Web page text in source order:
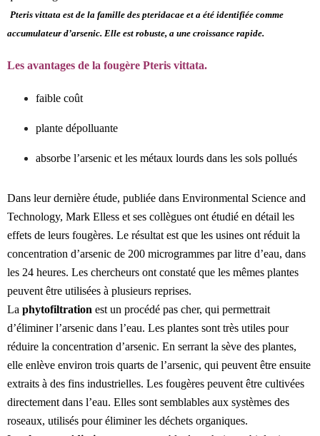
Pteris vittata est de la famille des pteridacae et a été identifiée comme
accumulateur d’arsenic. Elle est robuste, a une croissance rapide.
Les avantages de la fougère Pteris vittata.
faible coût
plante dépolluante
absorbe l’arsenic et les métaux lourds dans les sols pollués
Dans leur dernière étude, publiée dans Environmental Science and
Technology, Mark Elless et ses collègues ont étudié en détail les
effets de leurs fougères. Le résultat est que les usines ont réduit la
concentration d’arsenic de 200 microgrammes par litre d’eau, dans
les 24 heures. Les chercheurs ont constaté que les mêmes plantes
peuvent être utilisées à plusieurs reprises.
La phytofiltration est un procédé pas cher, qui permettrait
d’éliminer l’arsenic dans l’eau. Les plantes sont très utiles pour
réduire la concentration d’arsenic. En serrant la sève des plantes,
elle enlève environ trois quarts de l’arsenic, qui peuvent être ensuite
extraits à des fins industrielles. Les fougères peuvent être cultivées
directement dans l’eau. Elles sont semblables aux systèmes des
roseaux, utilisés pour éliminer les déchets organiques.